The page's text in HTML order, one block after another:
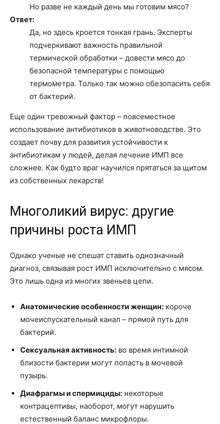
Но разве не каждый день мы готовим мясо?
Ответ:
Да, но здесь кроется тонкая грань. Эксперты
подчеркивают важность правильной
термической обработки – довести мясо до
безопасной температуры с помощью
термометра. Только так можно обезопасить себя
от бактерий.
Еще один тревожный фактор – повсеместное
использование антибиотиков в животноводстве. Это
создает почву для развития устойчивости к
антибиотикам у людей, делая лечение ИМП все
сложнее. Как будто враг научился прятаться за щитом
из собственных лекарств!
Многоликий вирус: другие
причины роста ИМП
Однако ученые не спешат ставить однозначный
диагноз, связывая рост ИМП исключительно с мясом.
Это лишь одна из многих звеньев цепи.
Анатомические особенности женщин: короче
мочеиспускательный канал – прямой путь для
бактерий.
Сексуальная активность: во время интимной
близости бактерии могут попасть в мочевой
пузырь.
Диафрагмы и спермициды: некоторые
контрацептивы, наоборот, могут нарушить
естественный баланс микрофлоры.